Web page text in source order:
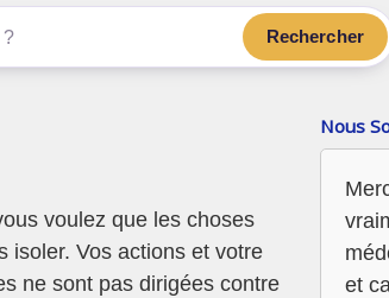
Rechercher
voulez que les choses
isoler. Vos actions et votre
ne sont pas dirigées contre
Nous
et